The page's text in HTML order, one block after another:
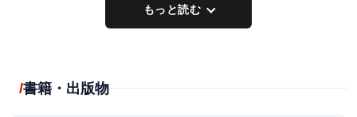
もっと読む
書籍・出版物